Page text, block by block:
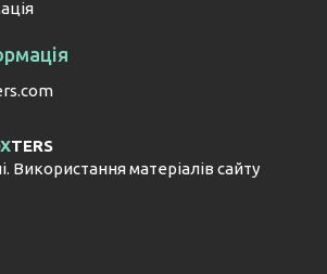
XTERS
Використання матеріалів сайту